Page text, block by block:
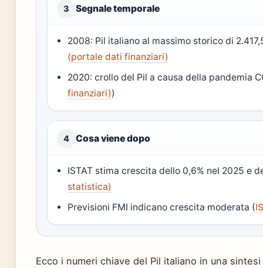
3 Segnale temporale
2008: Pil italiano al massimo storico di
(portale dati finanziari)
2020: crollo del Pil a causa della pandemia
finanziari))
4 Cosa viene dopo
ISTAT stima crescita dello 0,6% nel 2025 e
statistica)
Previsioni FMI indicano crescita moderata (
Ecco i numeri chiave del Pil italiano in una